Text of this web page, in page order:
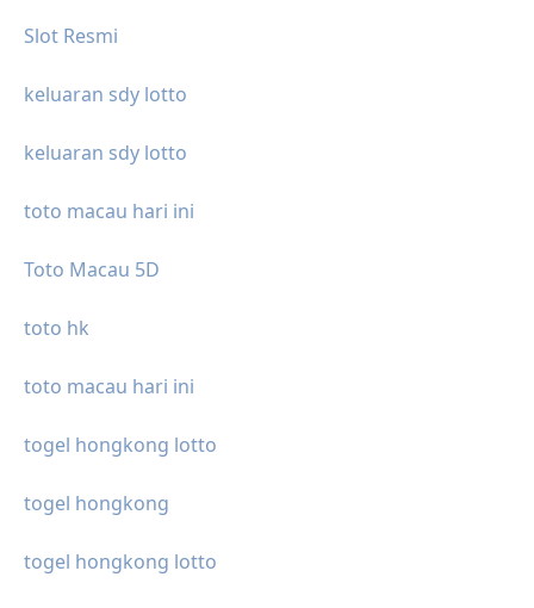
Slot Resmi
keluaran sdy lotto
keluaran sdy lotto
toto macau hari ini
Toto Macau 5D
toto hk
toto macau hari ini
togel hongkong lotto
togel hongkong
togel hongkong lotto